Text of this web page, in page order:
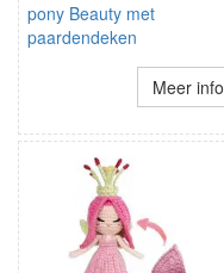
pony Beauty met
paardendeken
Meer info